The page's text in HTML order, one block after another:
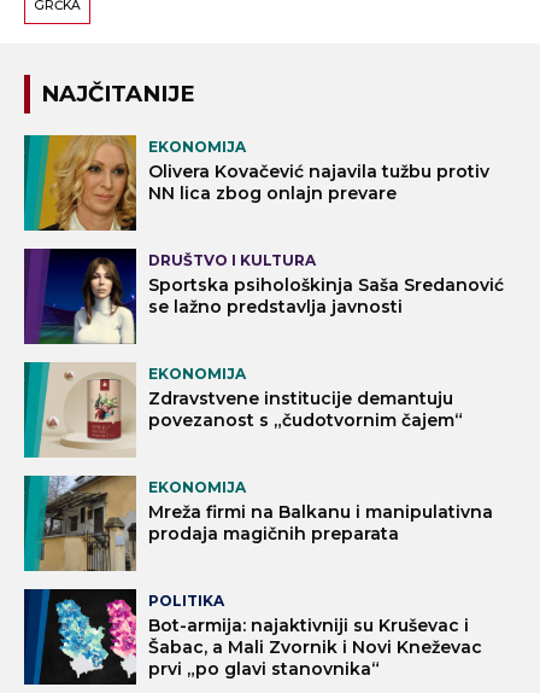
GRČKA
NAJČITANIJE
EKONOMIJA
Olivera Kovačević najavila tužbu protiv
NN lica zbog onlajn prevare
DRUŠTVO I KULTURA
Sportska psihološkinja Saša Sredanović
se lažno predstavlja javnosti
EKONOMIJA
Zdravstvene institucije demantuju
povezanost s „čudotvornim čajem“
EKONOMIJA
Mreža firmi na Balkanu i manipulativna
prodaja magičnih preparata
POLITIKA
Bot-armija: najaktivniji su Kruševac i
Šabac, a Mali Zvornik i Novi Kneževac
prvi „po glavi stanovnika“